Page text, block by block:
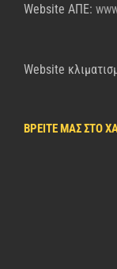
Website AΠΕ:
Website
ΒΡΕΙΤΕ ΜΑΣ ΣΤΟ